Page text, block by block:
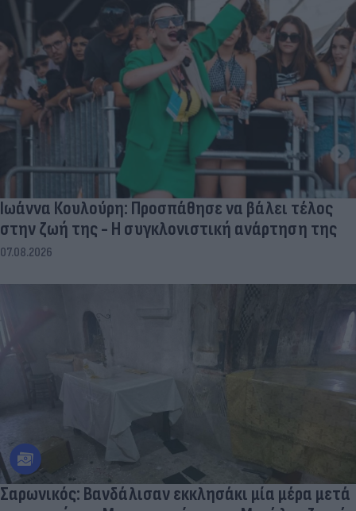
Ιωάννα Κουλούρη: Προσπάθησε να βάλει τέλος
στην ζωή της - Η συγκλονιστική ανάρτηση της
07.08.2026
Σαρωνικός: Βανδάλισαν εκκλησάκι μία μέρα μετά